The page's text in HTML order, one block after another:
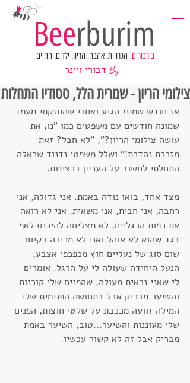
Beerburim
בירבורים. הכרויות. אהבה. הריון. ילדים. החיים
By
צילומי הריון - שמרית הלל, סטודיו התחלות
אז חודש שמיני הגיע ואחרי שהחזקתי מעמד
שמונה חודשים עם משפטים כמו "נו, את
עושה צילומי הריון?", "לא חבל? זאת
מזכרת נהדרת!" ושלל משפטי נדנוד שכאלה
התחלתי לחשוב על העניין ברצינות.
מצד אחד, בואו נודה באמת. אני גדולה, אני
רחבה, אני חבית, אני משאית. אני לא רואה
את כפות הרגליים, לא מצליחה להיכנס לאף
בגד שהוא לא אוהל ואני לא מכירה בקיום
שום סוג של נעליים חוץ מכפכפי אצבע,
הנעל היחידה שעולה לי על הרגל. אומרים
לי שאני נראית מעולה, שהפנים שלי קורנות
והשיער מבריק אבל בתחושה הפנימית שלי
המילה זוועה מככבת על שלטי חוצות, הפנים
שלי מעוננות והשיער...טוב, השיער באמת
מבריק אבל זה לא קשור עכשיו.